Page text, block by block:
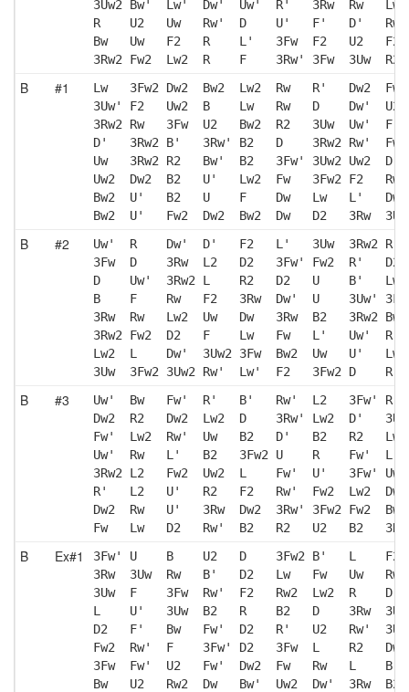
3Uw2 Bw'  Lw'  Dw'  Uw'  R'   3Rw  Rw
R    U2   Uw   Rw'  D    U'   F'   D'   Rw'
Bw   Uw   F2   R    L'   3Fw  F2   U2   F2
3Rw2 Fw2  Lw2  R    F    3Rw' 3Fw  3Uw
B #1
Lw   3Fw2 Dw2  Bw2  Lw2  Rw   R'   Dw2
3Uw' F2   Uw2  B    Lw   Rw   D    Dw'  U2
3Rw2 Rw   3Fw  U2   Bw2  R2   3Uw  Uw'
D'   3Rw2 B'   3Rw' B2   D    3Rw2 Rw'  Fw'
Uw   3Rw2 R2   Bw'  B2   3Fw' 3Uw2 Uw2
Uw2  Dw2  B2   U'   Lw2  Fw   3Fw2 F2
Bw2  U'   B2   U    F    Dw   Lw   L'
Bw2  U'   Fw2  Dw2  Bw2  Dw   D2   3Rw
B #2
Uw'  R    Dw'  D'   F2   L'   3Uw  3Rw2 R'
3Fw  D    3Rw  L2   D2   3Fw' Fw2  R'
D    Uw'  3Rw2 L    R2   D2   U    B'
B    F    Rw   F2   3Rw  Dw'  U    3Uw'
3Rw  Rw   Lw2  Uw   Dw   3Rw  B2   3Rw2
3Rw2 Fw2  D2   F    Lw   Fw   L'   Uw'
Lw2  L    Dw'  3Uw2 3Fw  Bw2  Uw   U'
3Uw  3Fw2 3Uw2 Rw'  Lw'  F2   3Fw2 D    R
B #3
Uw'  Bw   Fw'  R'   B'   Rw'  L2   3Fw' R'
Dw2  R2   Dw2  Lw2  D    3Rw' Lw2  D'
Fw'  Lw2  Rw'  Uw   B2   D'   B2   R2
Uw'  Rw   L'   B2   3Fw2 U    R    Fw'  L
3Rw2 L2   Fw2  Uw2  L    Fw'  U'   3Fw' Uw
R'   L2   U'   R2   F2   Rw'  Fw2  Lw2
Dw2  Rw   U'   3Rw  Dw2  3Rw' 3Fw2 Fw2
Fw   Lw   D2   Rw'  B2   R2   U2   B2
B Ex#1
3Fw' U    B    U2   D    3Fw2 B'   L
3Rw  3Uw  Rw   B'   D2   Lw   Fw   Uw
3Uw  F    3Fw  Rw'  F2   Rw2  Lw2  R    D
L    U'   3Uw  B2   R    B2   D    3Rw
D2   F'   Bw   Fw'  D2   R'   U2   Rw'
Fw2  Rw'  F    3Fw' D2   3Fw  L    R2   Dw
3Fw  Fw'  U2   Fw'  Dw2  Fw   Rw   L
Bw   U2   Rw2  Dw   Bw'  Uw2  Dw'  3Rw